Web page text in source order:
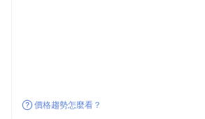
價格趨勢怎麼看？